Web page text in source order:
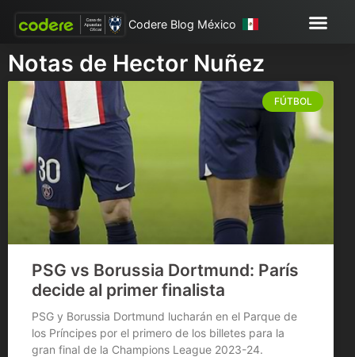
Codere Blog México
Notas de Hector Nuñez
FÚTBOL
PSG vs Borussia Dortmund: París
decide al primer finalista
PSG y Borussia Dortmund lucharán en el Parque de
los Príncipes por el primero de los billetes para la
gran final de la Champions League 2023-24.